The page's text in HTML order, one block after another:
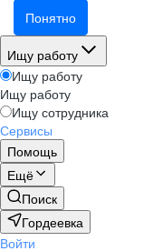
Понятно
Ищу работу
Ищу работу
Ищу работу
Ищу сотрудника
Сервисы
Помощь
Ещё
Поиск
Гордеевка
Войти